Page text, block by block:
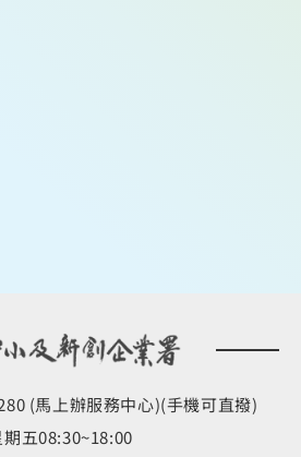
(馬上辦服務中心)(手機可直撥)
五08:30~18:00